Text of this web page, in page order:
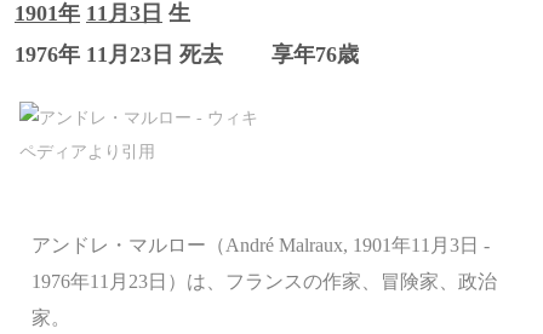
1901年 11月3日 生
1976年 11月23日 死去
享年76歳
アンドレ・マルロー（André Malraux, 1901年11月3日 -
1976年11月23日）は、フランスの作家、冒険家、政治
家。